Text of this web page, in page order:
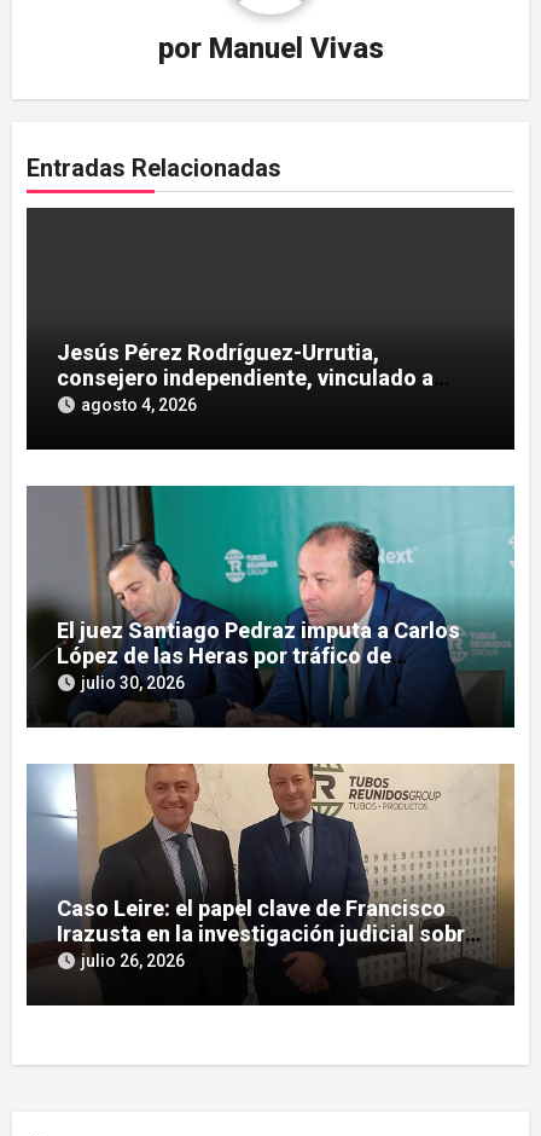
por Manuel Vivas
Entradas Relacionadas
Jesús Pérez Rodríguez-Urrutia,
consejero independiente, vinculado a
maniobras en el rescate de Tubos
agosto 4, 2026
El juez Santiago Pedraz imputa a Carlos
López de las Heras por tráfico de
influencias en el caso Leire
julio 30, 2026
Caso Leire: el papel clave de Francisco
Irazusta en la investigación judicial sobre
Tubos Reunidos
julio 26, 2026